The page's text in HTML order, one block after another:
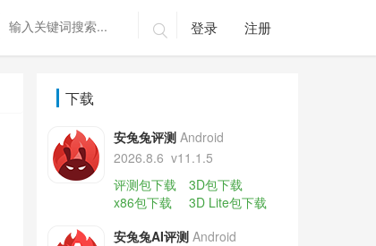
 登录 注册
下载
安兔兔评测 Android
2026.8.6 v11.1.5
评测包下载
3D包下载
x86包下载
3D Lite包下载
安兔兔AI评测 Android